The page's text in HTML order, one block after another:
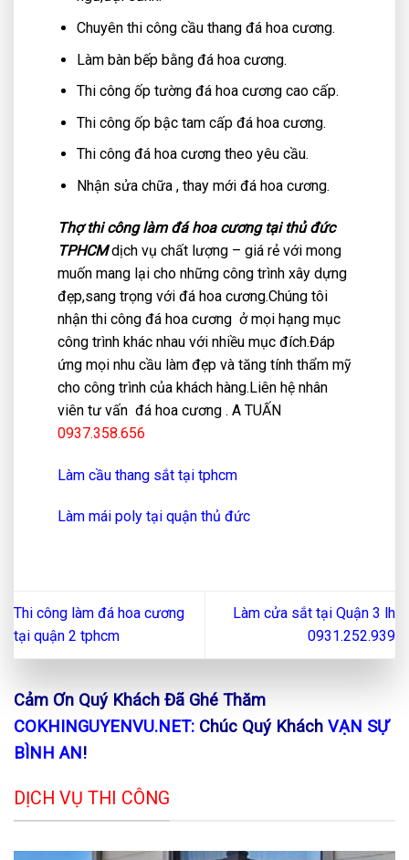
Chuyên thi công cầu thang đá hoa cương.
Làm bàn bếp bằng đá hoa cương.
Thi công ốp tường đá hoa cương cao cấp.
Thi công ốp bậc tam cấp đá hoa cương.
Thi công đá hoa cương theo yêu cầu.
Nhận sửa chữa , thay mới đá hoa cương.
Thợ thi công làm đá hoa cương tại thủ đức
TPHCMdịch vụ chất lượng – giá rẻ với mong
muốn mang lại cho những công trình xây dựng
đẹp,sang trọng với đá hoa cương.Chúng tôi
nhận thi công đá hoa cương ở mọi hạng mục
công trình khác nhau với nhiều mục đích.Đáp
ứng mọi nhu cầu làm đẹp và tăng tính thẩm mỹ
cho công trình của khách hàng.Liên hệ nhân
viên tư vấn đá hoa cương . A TUẤN
0937.358.656
Làm cầu thang sắt tại tphcm
Làm mái poly tại quận thủ đức
Thi công làm đá hoa cương
tại quận 2 tphcm
Làm cửa sắt tại Quận 3 lh
0931.252.939
Cảm Ơn Quý Khách Đã Ghé Thăm
COKHINGUYENVU.NET: Chúc Quý Khách VẠN SỰ
BÌNH AN!
DỊCH VỤ THI CÔNG